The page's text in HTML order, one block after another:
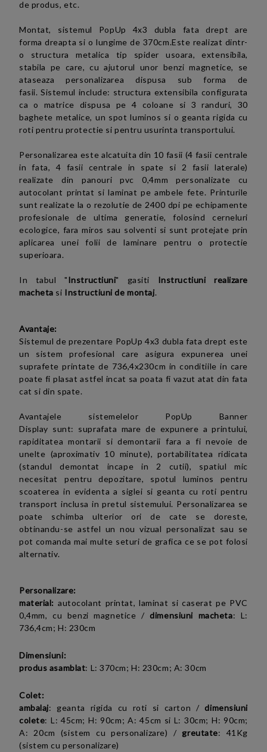
de produs, etc.
Montat, sistemul PopUp 4x3 dubla fata drept are
formadreapta si o lungime de 370cm.Este realizat dintr-
o structura metalica tip spider usoara, extensibila,
stabila pe care, cu ajutorul unor benzi magnetice, se
ataseaza personalizarea dispusa sub forma de
fasii. Sistemul include: structura extensibila configurata
ca o matrice dispusa pe 4 coloane si 3 randuri, 30
baghete metalice, un spot luminos si o geanta rigida cu
roti pentru protectie si pentru usurinta transportului.
Personalizarea este alcatuita din 10 fasii (4 fasii centrale
in fata, 4 fasii centrale in spate si 2 fasii laterale)
realizate din panouri pvc 0,4mm personalizate cu
autocolant printat si laminat pe ambele fete. Printurile
sunt realizate la o rezolutie de 2400 dpi pe echipamente
profesionale de ultima generatie, folosind cerneluri
ecologice, fara miros sau solventi si sunt protejate prin
aplicarea unei folii de laminare pentru o protectie
superioara.
In tabul "Instructiuni" gasiti Instructiuni realizare
macheta si Instructiuni de montaj.
Avantaje:
Sistemul de prezentare PopUp 4x3 dubla fatadrept este
un sistem profesional care asigura expunerea unei
suprafete printate de 736,4x230cm in conditiile in care
poate fi plasat astfel incat sa poata fi vazut atat din fata
cat si din spate.
Avantajele sistemelelor PopUp Banner
Display sunt: suprafata mare de expunere a printului,
rapiditatea montarii si demontarii fara a fi nevoie de
unelte (aproximativ 10 minute), portabilitatea ridicata
(standul demontat incape in 2 cutii), spatiul mic
necesitat pentru depozitare, spotul luminos pentru
scoaterea in evidenta a siglei si geanta cu roti pentru
transport inclusa in pretul sistemului. Personalizarea se
poate schimba ulterior ori de cate se doreste,
obtinandu-se astfel un nou vizual personalizat sau se
pot comanda mai multe seturi de grafica ce se pot folosi
alternativ.
Personalizare:
material: autocolant printat, laminat si caserat pe PVC
0,4mm, cu benzi magnetice /dimensiuni macheta: L:
736,4cm; H: 230cm
Dimensiuni:
produs asamblat: L: 370cm; H: 230cm; A: 30cm
Colet:
ambalaj: geanta rigida cu roti si carton /dimensiuni
colete: L: 45cm; H: 90cm; A: 45cm si L: 30cm; H: 90cm;
A: 20cm (sistem cu personalizare) /greutate: 41Kg
(sistem cu personalizare)